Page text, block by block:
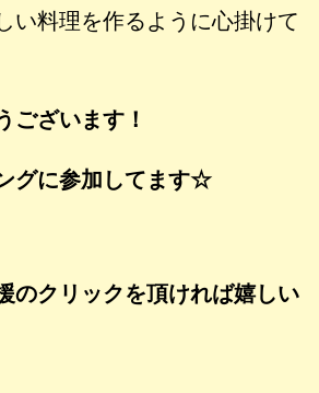
い料理を作るように心掛けて
ございます！
グに参加してます☆
クリックを頂ければ嬉しい